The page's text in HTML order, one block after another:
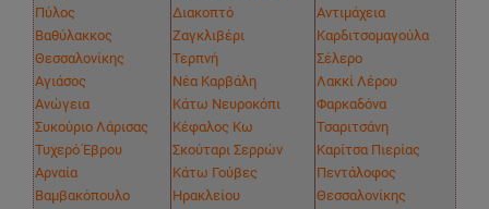
Πύλος
Βαθύλακκος
Θεσσαλονίκης
Αγιάσος
Ανώγεια
Συκούριο Λάρισας
Τυχερό Έβρου
Αρναία
Βαμβακόπουλο
Διακοπτό
Ζαγκλιβέρι
Τερπνή
Νέα Καρβάλη
Κάτω Νευροκόπι
Κέφαλος Κω
Σκούταρι Σερρών
Κάτω Γούβες
Ηρακλείου
Αντιμάχεια
Καρδιτσομαγούλα
Σέλερο
Λακκί Λέρου
Φαρκαδόνα
Τσαριτσάνη
Καρίτσα Πιερίας
Πεντάλοφος
Θεσσαλονίκης